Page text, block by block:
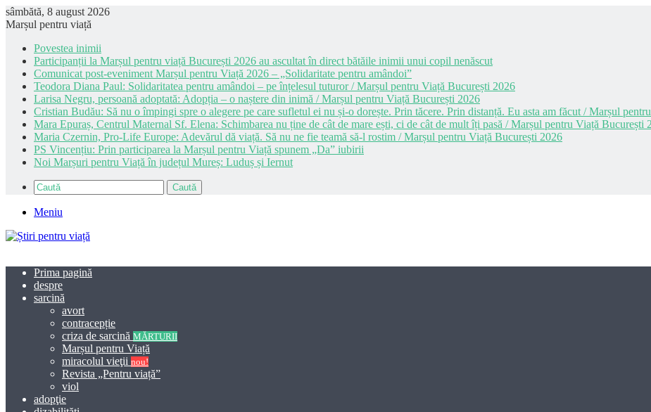
sâmbătă, 8 august 2026
Marșul pentru viață
Povestea inimii
Participanții la Marșul pentru viață București 2026 au ascultat în direct bătăile inimii unui copil nenăscut
Comunicat post-eveniment Marșul pentru Viață 2026 – „Solidaritate pentru amândoi”
Teodora Diana Paul: Solidaritatea pentru amândoi – pe înțelesul tuturor / Marșul pentru Viață București 2026
Larisa Negru, persoană adoptată: Adopția – o naștere din inimă / Marșul pentru Viață București 2026
Cristian Budău: Să nu o împingi spre o alegere pe care sufletul ei nu și-o dorește. Prin tăcere. Prin distanță. Eu asta am făcut / Marșul
Mara Epuraș, Centrul Maternal Sf. Elena: Schimbarea nu ține de cât de mare ești, ci de cât de mult îți pasă / Marșul pentru Viață București
Maria Czernin, Pro-Life Europe: Adevărul dă viață. Să nu ne fie teamă să-l rostim / Marșul pentru Viață București 2026
PS Vincențiu: Prin participarea la Marșul pentru Viață spunem „Da” iubirii
Noi Marșuri pentru Viață în județul Mureș: Luduș și Iernut
Caută
Meniu
Prima pagină
despre
sarcină
avort
contracepție
criza de sarcină MĂRTURII
Marșul pentru Viață
miracolul vieţii nou!
Revista „Pentru viață”
viol
adopţie